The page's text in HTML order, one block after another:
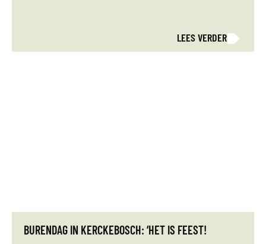
LEES VERDER
BURENDAG IN KERCKEBOSCH: ‘HET IS FEEST!